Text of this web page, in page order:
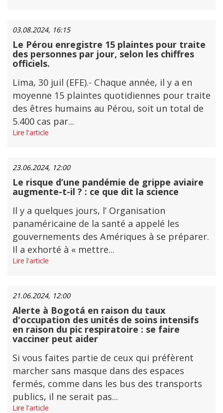
03.08.2024, 16:15
Le Pérou enregistre 15 plaintes pour traite
des personnes par jour, selon les chiffres
officiels.
Lima, 30 juil (EFE).- Chaque année, il y a en
moyenne 15 plaintes quotidiennes pour traite
des êtres humains au Pérou, soit un total de
5.400 cas par...
Lire l'article
23.06.2024, 12:00
Le risque d’une pandémie de grippe aviaire
augmente-t-il ? : ce que dit la science
Il y a quelques jours, l’ Organisation
panaméricaine de la santé a appelé les
gouvernements des Amériques à se préparer.
Il a exhorté à « mettre...
Lire l'article
21.06.2024, 12:00
Alerte à Bogotá en raison du taux
d'occupation des unités de soins intensifs
en raison du pic respiratoire : se faire
vacciner peut aider
Si vous faites partie de ceux qui préfèrent
marcher sans masque dans des espaces
fermés, comme dans les bus des transports
publics, il ne serait pas...
Lire l'article